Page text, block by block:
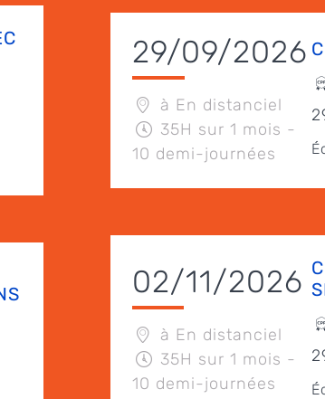
29/09/2026
à En distanciel
35H sur 1 mois -
10 demi-journées
02/11/2026
à En distanciel
35H sur 1 mois -
10 demi-journées